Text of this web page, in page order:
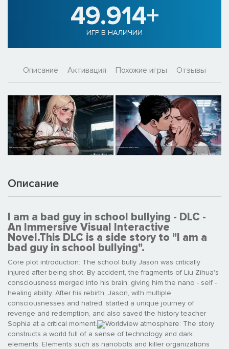
49.914+
ИГР В НАЛИЧИИ
Описание Активация Похожие игры Отзывы
Описание
I am a bad guy in school bullying - DLC -
An Immersive Visual Interactive
Novel.This DLC is a side story to "I am a
bad guy in school bullying".
Core plot introduction: The school bully Jason was critically
injured after being shot. By accident, the fragments of Liu Zihua's
consciousness merged into his brain, giving him the nano - self -
healing ability. After his rebirth, Jason, with multiple
consciousnesses and hatred, started a unique journey of
revenge and redemption, and also saved the history teacher
Sophia at a critical moment.
Worldview atmosphere: The story
constructs a world full of a sense of technology and dark
elements. Elements such as nanobots and killer organizations